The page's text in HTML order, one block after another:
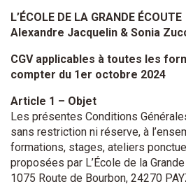
L’ÉCOLE DE LA GRANDE ÉCOUTE
Alexandre Jacquelin & Sonia
CGV applicables à toutes les
compter du 1er octobre 2024
Article 1 – Objet
Les présentes Conditions
sans restriction ni réserve, à
formations, stages, ateliers
proposées par L’École de la
1075 Route de Bourbon, 24270